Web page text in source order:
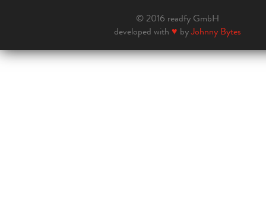
© 2016 readfy GmbH
developed with ♥ byJohnny Bytes